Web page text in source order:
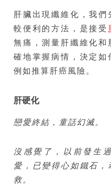
肝臟出現纖維化，我們
較便利的方法，是接受
無痛，測量肝纖維化和
確地掌握病情，決定如
例如推算肝癌風險。
肝硬化
戀愛終結，童話幻滅。
沒感覺了，以前發生
愛，已變得心如鐵石
救。